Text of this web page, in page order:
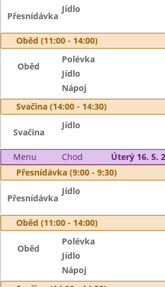
Přesnídávka
Jídlo
Oběd (11:00 - 14:00)
Oběd
Polévka
Jídlo
Nápoj
Svačina (14:00 - 14:30)
Svačina
Jídlo
Menu Chod
Úterý 16. 5.
Přesnídávka (9:00 - 9:30)
Přesnídávka
Jídlo
Oběd (11:00 - 14:00)
Oběd
Polévka
Jídlo
Nápoj